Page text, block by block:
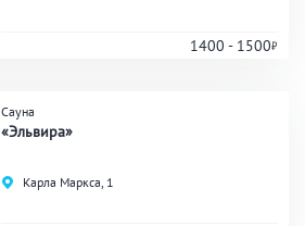
1400 - 1500
Сауна
«Эльвира»
Карла Маркса, 1